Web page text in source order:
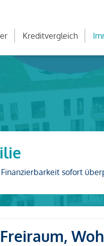
Kreditvergleich
Finanzierbarkeit sofort